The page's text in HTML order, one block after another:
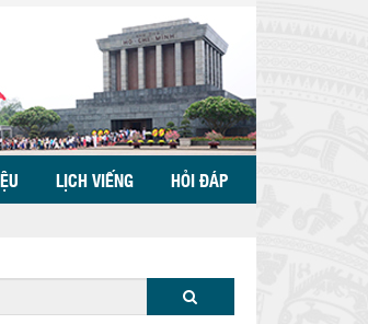
LỊCH VIẾNG HỎI ĐÁP